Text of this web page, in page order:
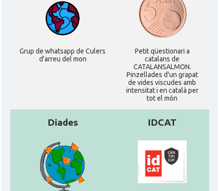
Grup de whatsapp de Culers
d'arreu del mon
Petit qüestionari a
catalans de
CATALANSALMON.
Pinzellades d'un grapat
de vides viscudes amb
intensitat i en català per
tot el món
Diades IDCAT